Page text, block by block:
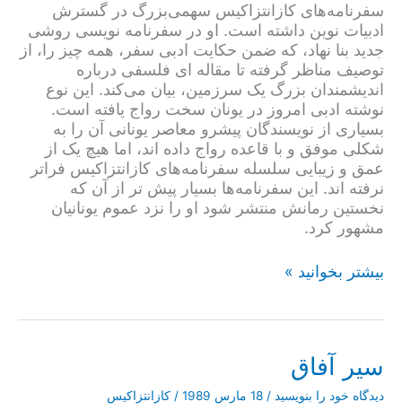
سفرنامه‌های کازانتزاکیس سهمی‌بزرگ در گسترش
ادبیات نوین داشته است. او در سفرنامه نویسی روشی
جدید بنا نهاد، که ضمن حکایت ادبی سفر، همه چیز را، از
توصیف مناظر گرفته تا مقاله ای فلسفی درباره
اندیشمندان بزرگ یک سرزمین، بیان می‌کند. این نوع
نوشته ادبی امروز در یونان سخت رواج یافته است.
بسیاری از نویسندگان پیشرو معاصر یونانی آن را به
شکلی موفق و با قاعده رواج داده اند، اما هیچ یک از
عمق و زیبایی سلسله سفرنامه‌های کازانتزاکیس فراتر
نرفته اند. این سفرنامه‌ها بسیار پیش تر از آن که
نخستین رمانش منتشر شود او را نزد عموم یونانیان
مشهور کرد.
چین
بیشتر بخوانید »
سیر آفاق
دیدگاه‌ خود را بنویسید / 18 مارس 1989 / کازانتزاکیس